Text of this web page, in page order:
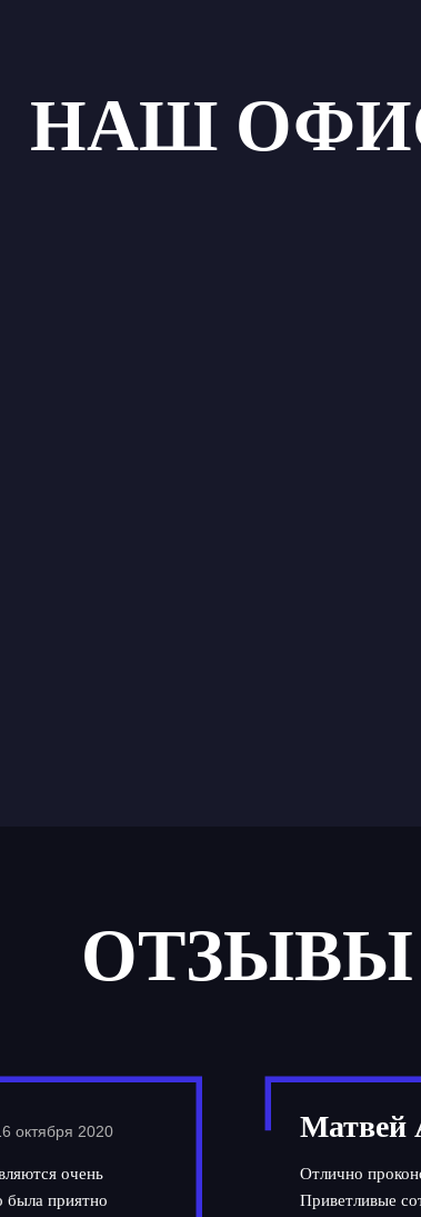
НАШ
ОТЗЫВЫ
октября 2020
очень
была приятно
Матвей
Отлично
Приветливые